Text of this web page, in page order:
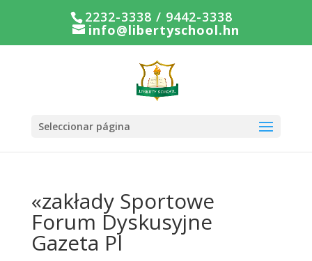
2232-3338 / 9442-3338
info@libertyschool.hn
Seleccionar página
«zakłady Sportowe
Forum Dyskusyjne
Gazeta Pl